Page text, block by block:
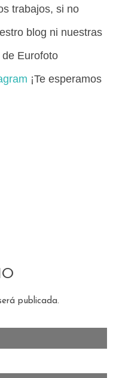
trabajos, si no
blog ni nuestras
Eurofoto
¡Te esperamos
publicada.